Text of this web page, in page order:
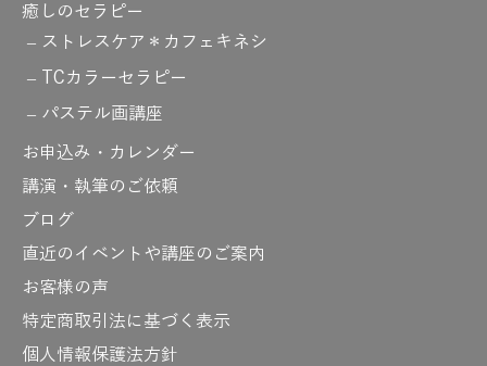
癒しのセラピー
ストレスケア＊カフェキネシ
TCカラーセラピー
パステル画講座
お申込み・カレンダー
講演・執筆のご依頼
ブログ
直近のイベントや講座のご案内
お客様の声
特定商取引法に基づく表示
個人情報保護法方針